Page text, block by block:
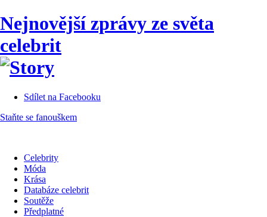
Nejnovější zprávy ze světa
celebrit
Sdílet na Facebooku
Staňte se fanouškem
Celebrity
Móda
Krása
Databáze celebrit
Soutěže
Předplatné